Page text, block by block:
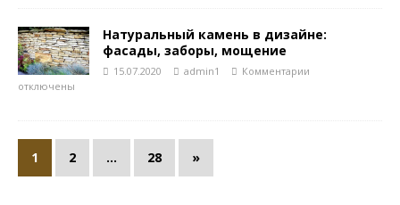
Натуральный камень в дизайне:
фасады, заборы, мощение
15.07.2020 admin1
Комментарии
отключены
1 2 … 28 »